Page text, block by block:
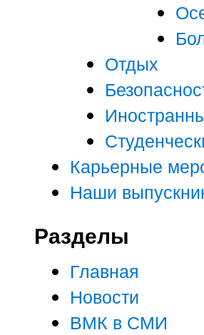
Отдых
Карьерные
Наши
Разделы
Главная
Новости
ВМК в СМИ